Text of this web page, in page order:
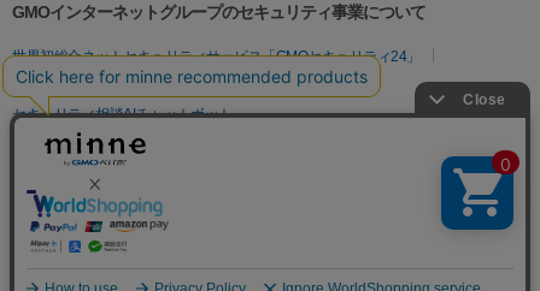
GMOインターネットグループのセキュリティ事業について
世界初総合ネットセキュリティサービス「GMOセキュリティ24」
パスワード漏洩診断
Webサイトリスク診断
セキュリティ相談AIチャットボット
実在証明・盗聴対策
サイバー攻撃対策（GMO Flatt Security）
セキュリティ事業の軌跡